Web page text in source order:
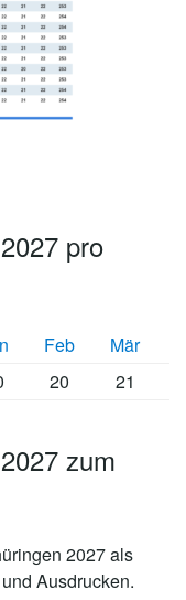
pro
Feb Mär
20 21
zum
2027als
Ausdrucken.